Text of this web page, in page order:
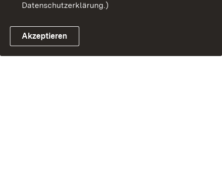
Datenschutzerklärung.)
Akzeptieren